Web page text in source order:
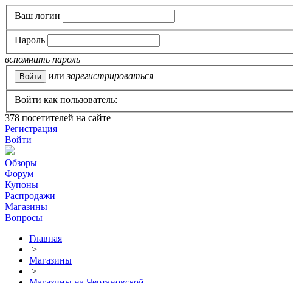
Ваш логин
Пароль
вспомнить пароль
или зарегистрироваться
Войти как пользователь:
378 посетителей на сайте
Регистрация
Войти
Обзоры
Форум
Купоны
Распродажи
Магазины
Вопросы
Главная
>
Магазины
>